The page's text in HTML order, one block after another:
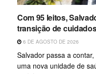
Com 95 leitos,
transição de
6 DE AGOSTO DE 2026
Salvador passa a
uma nova unidade de